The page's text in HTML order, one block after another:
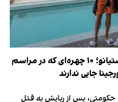
لیست ممنوعه کریستیانو؛ ۱۰ چهره‌ای که در مراسم
جایی ندارند
حکومتی، پس از ربایش به قتل